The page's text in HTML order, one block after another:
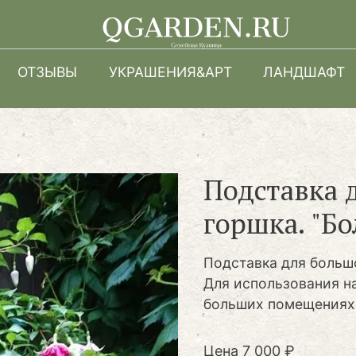
к
содержанию
ОТЗЫВЫ УКРАШЕНИЯ&АРТ ЛАНДШАФТ
Подставка
горшка.
Подставка для
Для использования
больших помещениях
Цена 7 000 ₽